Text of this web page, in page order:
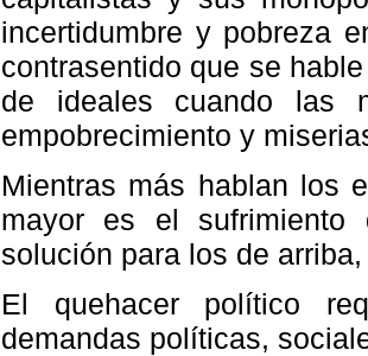
incertidumbre y pobreza
contrasentido que se
de ideales cuando las
empobrecimiento y
Mientras más hablan los
mayor es el
solución para los de
El quehacer político
demandas políticas,